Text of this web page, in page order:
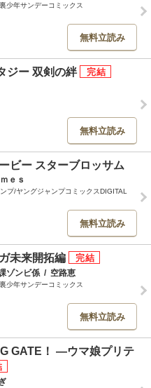
少年サンデーコミックス
無料立読み
ジー 双剣の絆
無料立読み
ビー スターブロッサム
ｅｓ
プ/ヤングジャンプコミックスDIGITAL
無料立読み
未来開拓編
ゾンビ係 / 空路恵
少年サンデーコミックス
無料立読み
GATE！ ―ウマ娘プリテ